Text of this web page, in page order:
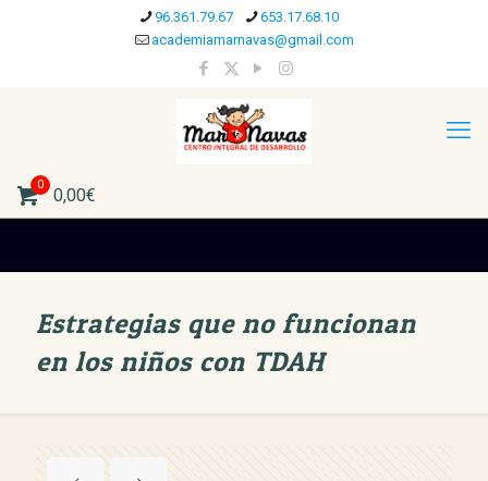
96.361.79.67
653.17.68.10
academiamarnavas@gmail.com
0
0,00€
Estrategias que no funcionan
en los niños con TDAH